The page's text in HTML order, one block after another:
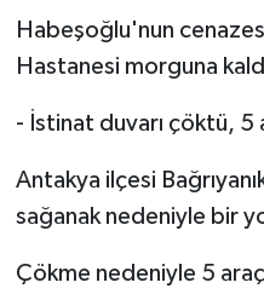
Habeşoğlu'nun
Hastanesi morguna
- İstinat duvarı çöktü, 5
Antakya ilçesi
sağanak nedeniyle bir
Çökme nedeniyle 5